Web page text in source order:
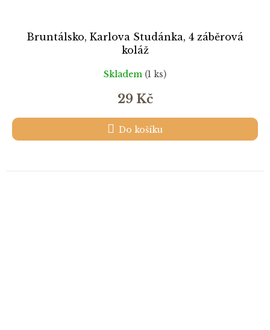
Bruntálsko, Karlova Studánka, 4 záběrová
koláž
Skladem (1 ks)
29 Kč
Do košíku